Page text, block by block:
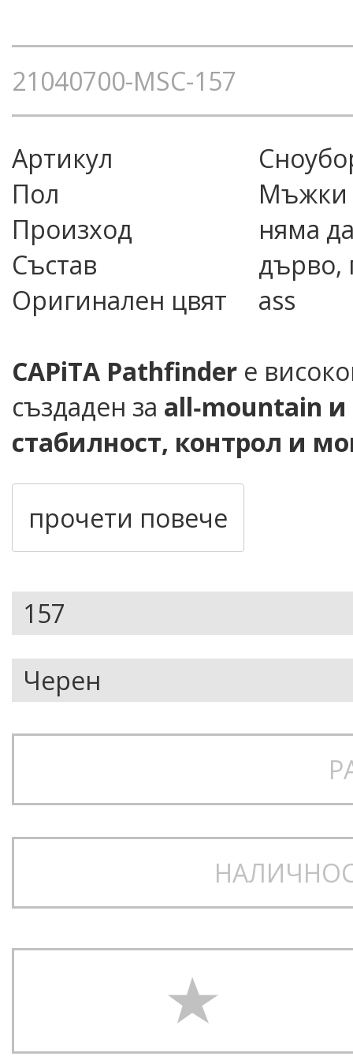
21040700-MSC-157
Артикул
Пол
Мъжки
Произход
няма
Състав
дърво,
Оригинален цвят
ass
CAPiTA Pathfinder е
създаден за all‑mountain
стабилност, контрол и
Моделът е идеален за
отзивчивост,
управлениев
Бордът имаdirectional
осигуряваточен
завои и силен pop при
подсилващите влакна
мощ и гъвкавост,
Основни предимства
Directional форма–
при all‑mountain и
Лека и здрава
Усилващи влакна–
прочети повече